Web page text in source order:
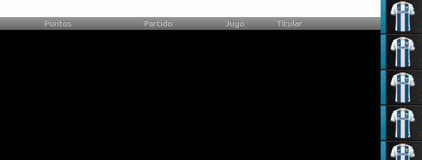
Puntos Partido Jugó Titular